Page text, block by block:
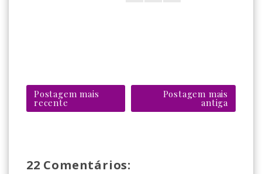
Postagem mais
recente
Postagem mais
antiga
22 Comentários: